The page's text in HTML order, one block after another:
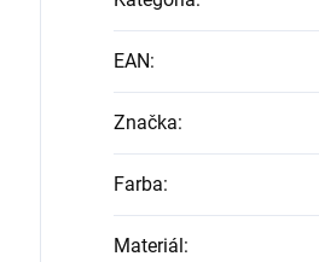
EAN:
Značka:
Farba:
Materiál: